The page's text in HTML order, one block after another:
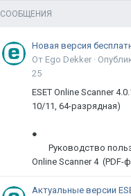
СООБЩЕНИЯ
От Ego Dekker ·
25
ESET Online Scanner
10/11, 64-разрядная)
●
Руководство
Online Scanner 4 (PDF-